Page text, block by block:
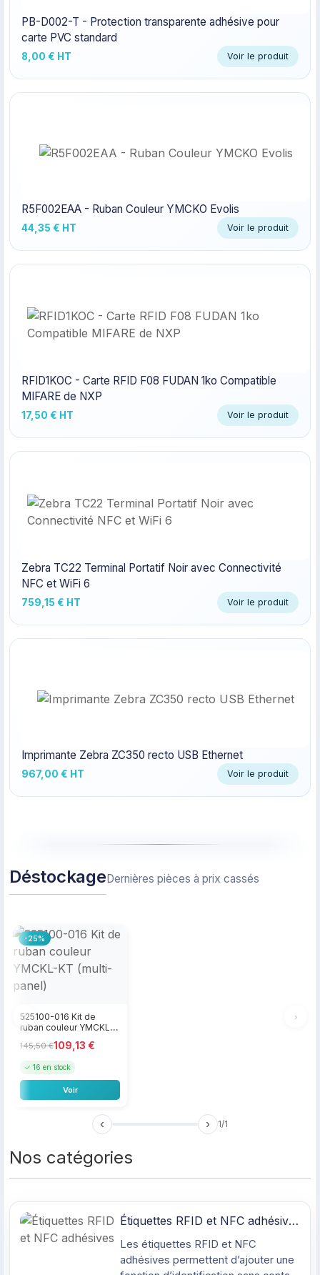
PB-D002-T - Protection transparente adhésive pour
carte PVC standard
8,00 € HT Voir le produit
R5F002EAA - Ruban Couleur YMCKO Evolis
44,35 € HT Voir le produit
RFID1KOC - Carte RFID F08 FUDAN 1ko Compatible
MIFARE de NXP
17,50 € HT Voir le produit
Zebra TC22 Terminal Portatif Noir avec Connectivité
NFC et WiFi 6
759,15 € HT Voir le produit
Imprimante Zebra ZC350 recto USB Ethernet
967,00 € HT Voir le produit
Déstockage Dernières pièces à prix cassés
‹
-25%
525100-016 Kit de
ruban couleur YMCKL-
145,50 €109,13 €
✓ 16 en stock
Voir
›
‹ › 1/1
Nos catégories
Étiquettes RFID et NFC adhésives
Les étiquettes RFID et NFC
adhésives permettent d’ajouter une